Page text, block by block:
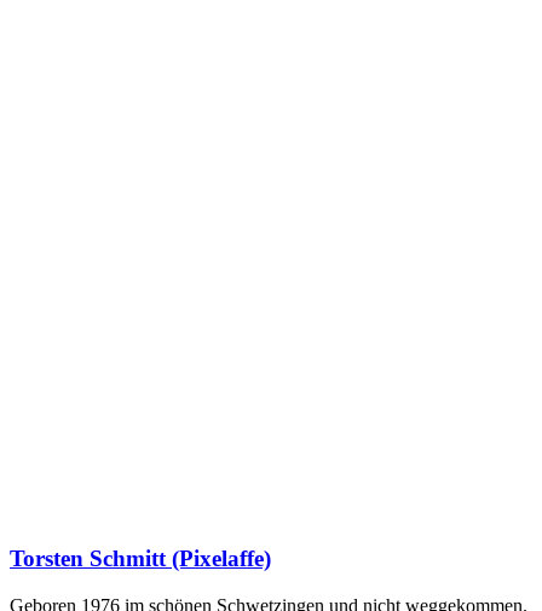
Torsten Schmitt (Pixelaffe)
Geboren 1976 im schönen Schwetzingen und nicht weggekommen.